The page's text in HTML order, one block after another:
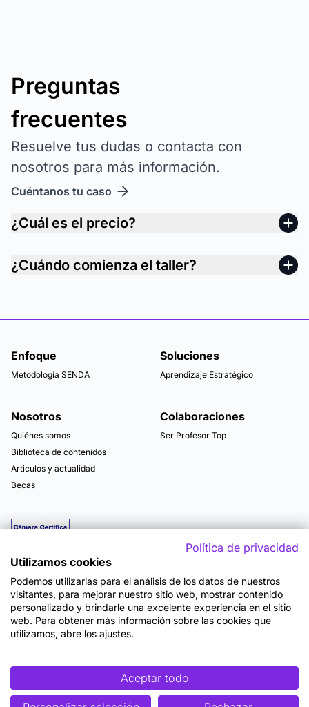
Preguntas
frecuentes
Resuelve tus dudas o contacta con
nosotros para más información.
Cuéntanos tu caso
¿Cuál es el precio?
¿Cuándo comienza el taller?
Enfoque
Metodología SENDA
Soluciones
Aprendizaje Estratégico
Nosotros
Quiénes somos
Biblioteca de contenidos
Articulos y actualidad
Becas
Colaboraciones
Ser Profesor Top
Mapa del sitio
Términos y Condiciones de Uso
Accesibilidad
Cookies
Política de privacidad
Utilizamos cookies
Podemos utilizarlas para el análisis de los datos de nuestros
visitantes, para mejorar nuestro sitio web, mostrar contenido
personalizado y brindarle una excelente experiencia en el sitio
web. Para obtener más información sobre las cookies que
utilizamos, abre los ajustes.
Aceptar todo